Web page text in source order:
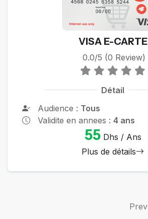
VISA E-CARTE
0.0/5 (0 Review)
Détail
Audience : Tous
Validite en annees : 4 ans
55Dhs / Ans
Plus de détails
Prev